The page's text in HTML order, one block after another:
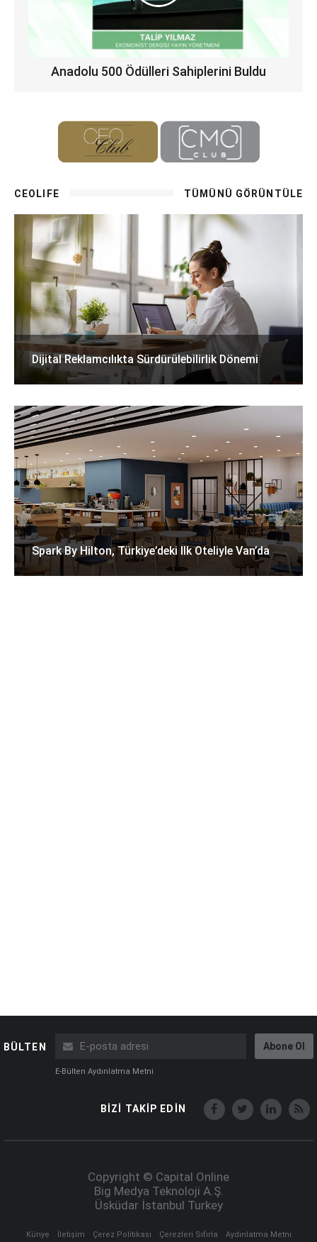
Anadolu 500 Ödülleri Sahiplerini Buldu
CEOLIFE TÜMÜNÜ GÖRÜNTÜLE
Dijital Reklamcılıkta Sürdürülebilirlik Dönemi
Spark By Hilton, Türkiye’deki Ilk Oteliyle Van’da
BÜLTEN Abone Ol
E-Bülten Aydınlatma Metni
BİZİ TAKİP EDİN
Copyright © Capital Online
Big Medya Teknoloji A.Ş.
Üsküdar İstanbul Turkey
Künye İletişim Çerez Politikası Çerezleri Sıfırla Aydınlatma Metni